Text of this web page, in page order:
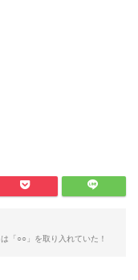
「○○」を取り入れていた！